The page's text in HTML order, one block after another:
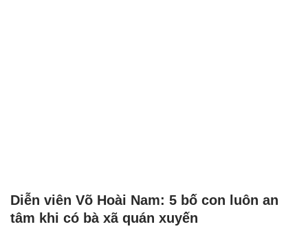
Diễn viên Võ Hoài Nam: 5 bố con luôn an
tâm khi có bà xã quán xuyến